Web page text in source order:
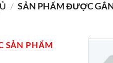
/ SẢN PHẨM ĐƯỢC
SẢN PHẨM